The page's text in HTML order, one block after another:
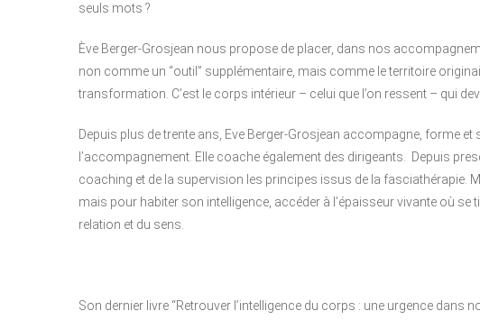
seuls mots ?
Ève Berger-Grosjean nous propose de placer, dans nos
non comme un “outil” supplémentaire, mais comme le territoire
transformation. C’est le corps intérieur – celui que l’on ressent – qui
Depuis plus de trente ans, Eve Berger-Grosjean accompagne, forme
l’accompagnement. Elle coache également des dirigeants. Depuis
coaching et de la supervision les principes issus de la fasciathérapie.
mais pour habiter son intelligence, accéder à l’épaisseur vivante où
relation et du sens.
Son dernier livre “Retrouver l’intelligence du corps : une urgence